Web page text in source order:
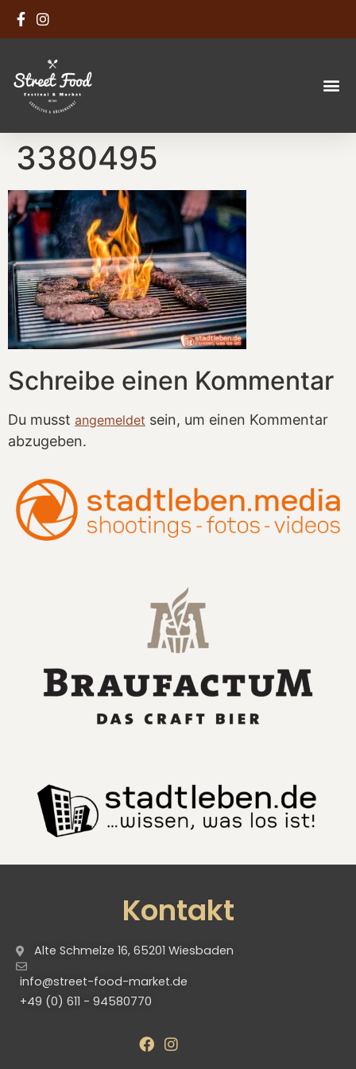
3380495
Schreibe einen Kommentar
Du musst angemeldet sein, um einen Kommentar
abzugeben.
Kontakt
Alte Schmelze 16, 65201 Wiesbaden
info@street-food-market.de
+49 (0) 611 - 94580770